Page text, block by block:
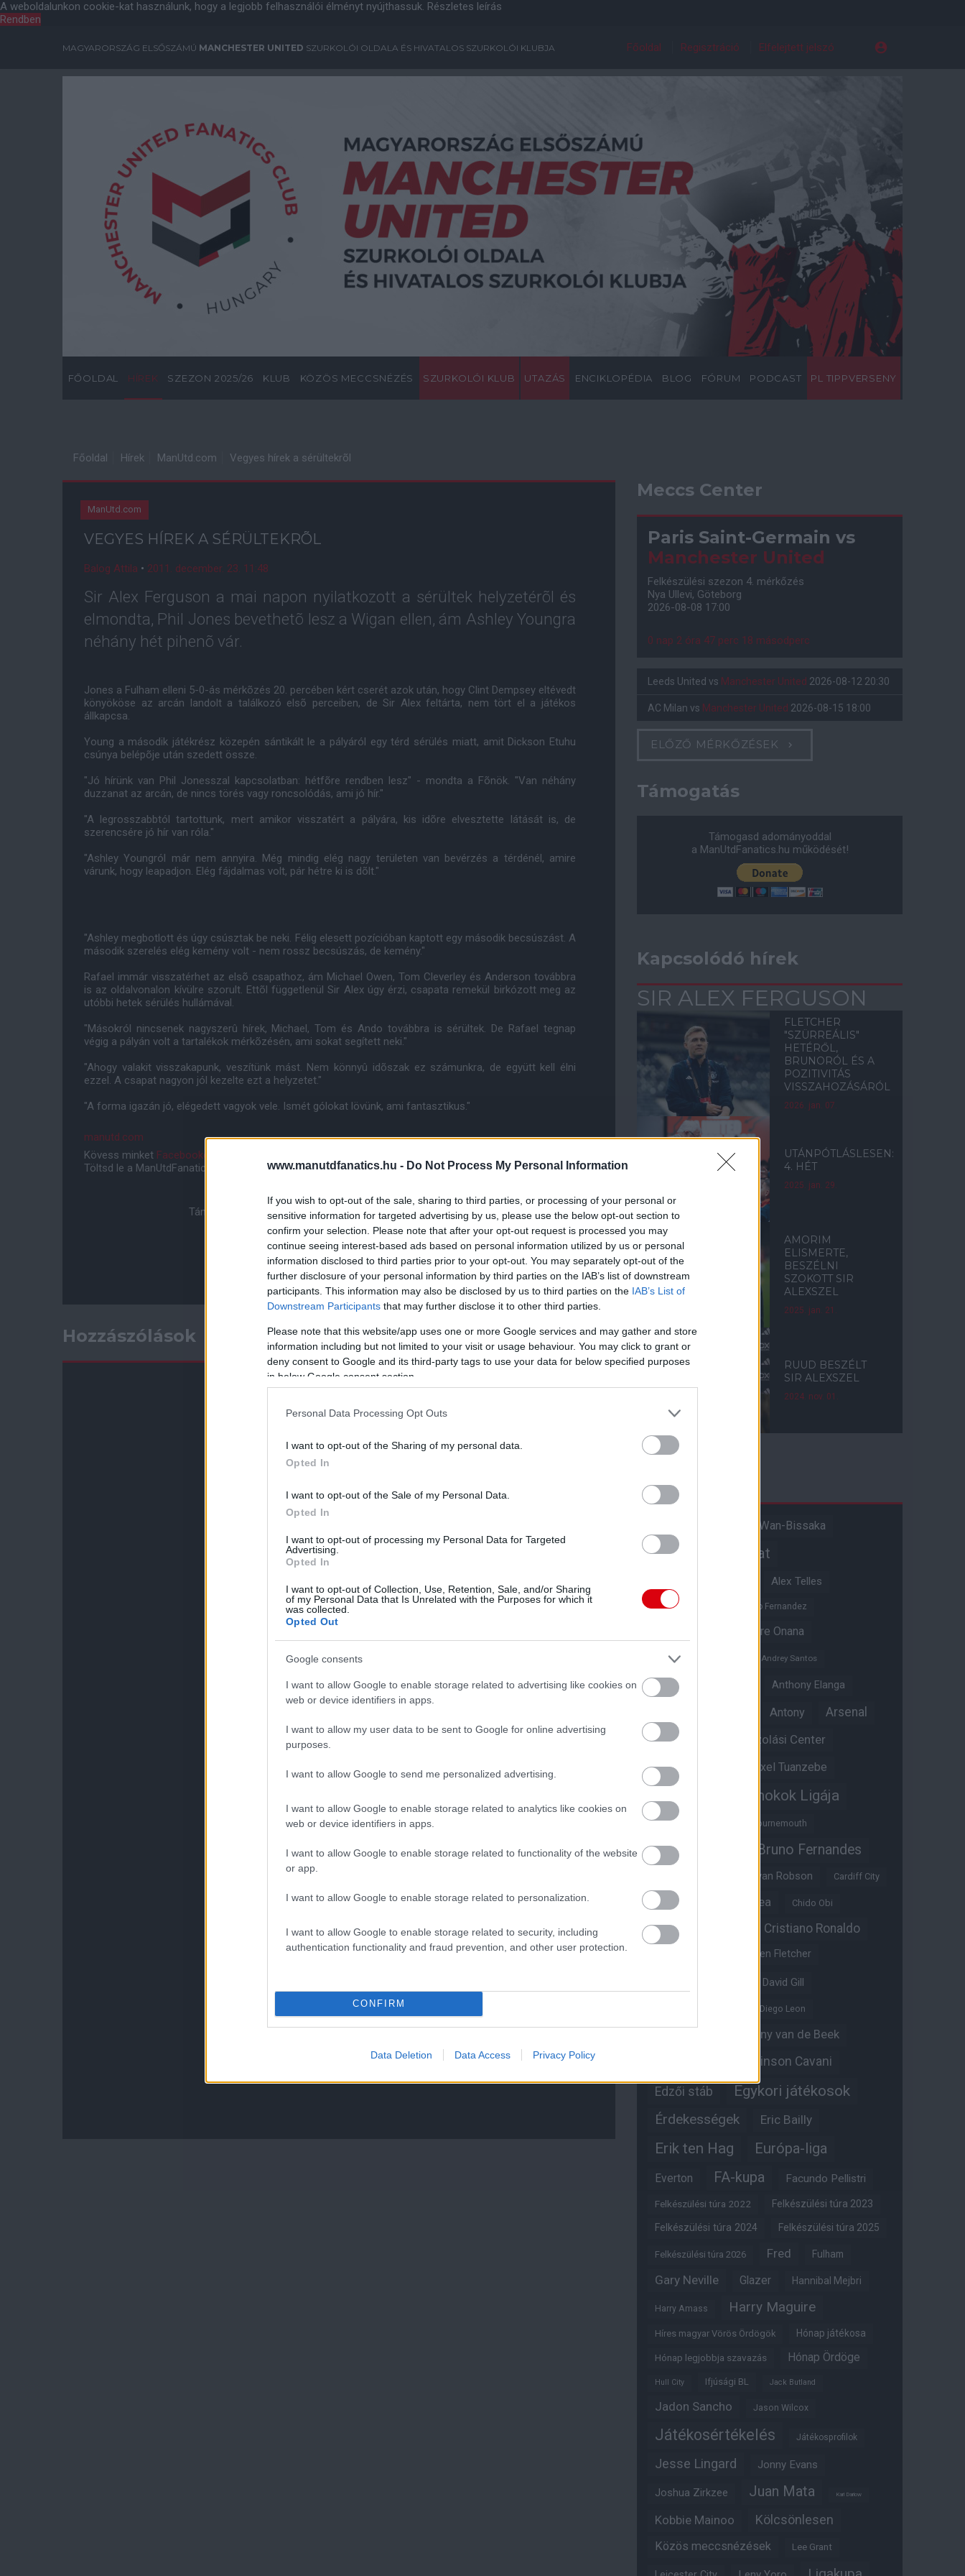
www.manutdfanatics.hu - Do Not Process My Personal Information
If you wish to opt-out of the sale, sharing to third parties, or processing of your personal or
sensitive information for targeted advertising by us, please use the below opt-out section to
confirm your selection. Please note that after your opt-out request is processed you may
continue seeing interest-based ads based on personal information utilized by us or personal
information disclosed to third parties prior to your opt-out. You may separately opt-out of the
further disclosure of your personal information by third parties on the IAB’s list of downstream
participants. This information may also be disclosed by us to third parties on the IAB’s List of
Downstream Participants that may further disclose it to other third parties.
Please note that this website/app uses one or more Google services and may gather and store
information including but not limited to your visit or usage behaviour. You may click to grant or
deny consent to Google and its third-party tags to use your data for below specified purposes
in below Google consent section.
Personal Data Processing Opt Outs
I want to opt-out of the Sharing of my personal data.
Opted In
I want to opt-out of the Sale of my Personal Data.
Opted In
I want to opt-out of processing my Personal Data for Targeted
Advertising.
Opted In
I want to opt-out of Collection, Use, Retention, Sale, and/or Sharing
of my Personal Data that Is Unrelated with the Purposes for which it
was collected.
Opted Out
Google consents
I want to allow Google to enable storage related to advertising like cookies on
web or device identifiers in apps.
I want to allow my user data to be sent to Google for online advertising
purposes.
I want to allow Google to send me personalized advertising.
I want to allow Google to enable storage related to analytics like cookies on
web or device identifiers in apps.
I want to allow Google to enable storage related to functionality of the website
or app.
I want to allow Google to enable storage related to personalization.
I want to allow Google to enable storage related to security, including
authentication functionality and fraud prevention, and other user protection.
CONFIRM
Data Deletion Data Access Privacy Policy
A weboldalunkon cookie-kat használunk, hogy a legjobb felhasználói élményt nyújthassuk. Részletes leírás
Rendben
MAGYARORSZÁG ELSŐSZÁMÚ MANCHESTER UNITED SZURKOLÓI OLDALA ÉS HIVATALOS SZURKOLÓI KLUBJA Főoldal Regisztráció Elfelejtett jelszó
FŐOLDAL HÍREK SZEZON 2025/26 KLUB KÖZÖS MECCSNÉZÉS SZURKOLÓI KLUB UTAZÁS ENCIKLOPÉDIA BLOG FÓRUM PODCAST PL TIPPVERSENY
Főoldal Hírek ManUtd.com Vegyes hírek a sérültekrõl
ManUtd.com
VEGYES HÍREK A SÉRÜLTEKRÕL
Balog Attila • 2011. december. 23. 11:48
Sir Alex Ferguson a mai napon nyilatkozott a sérültek helyzetérõl és
elmondta, Phil Jones bevethetõ lesz a Wigan ellen, ám Ashley Youngra
néhány hét pihenõ vár.
Jones a Fulham elleni 5-0-ás mérkõzés 20. percében kért cserét azok után, hogy Clint Dempsey eltévedt
könyököse az arcán landolt a találkozó elsõ perceiben, de Sir Alex feltárta, nem tört el a játékos
állkapcsa.
Young a második játékrész közepén sántikált le a pályáról egy térd sérülés miatt, amit Dickson Etuhu
csúnya belépõje után szedett össze.
"Jó hírünk van Phil Jonesszal kapcsolatban: hétfõre rendben lesz" - mondta a Fõnök. "Van néhány
duzzanat az arcán, de nincs törés vagy roncsolódás, ami jó hír."
"A legrosszabbtól tartottunk, mert amikor visszatért a pályára, kis idõre elvesztette látását is, de
szerencsére jó hír van róla."
"Ashley Youngról már nem annyira. Még mindig elég nagy területen van bevérzés a térdénél, amire
várunk, hogy leapadjon. Elég fájdalmas volt, pár hétre ki is dõlt."
"Ashley megbotlott és úgy csúsztak be neki. Félig elesett pozícióban kaptott egy második becsúszást. A
második szerelés elég kemény volt - nem rossz becsúszás, de kemény."
Rafael immár visszatérhet az elsõ csapathoz, ám Michael Owen, Tom Cleverley és Anderson továbbra
is az oldalvonalon kívülre szorult. Ettõl függetlenül Sir Alex úgy érzi, csapata remekül birkózott meg az
utóbbi hetek sérülés hullámával.
"Másokról nincsenek nagyszerû hírek, Michael, Tom és Ando továbbra is sérültek. De Rafael tegnap
végig a pályán volt a tartalékok mérkõzésén, ami sokat segített neki."
"Ahogy valakit visszakapunk, veszítünk mást. Nem könnyû idõszak ez számunkra, de együtt kell élni
ezzel. A csapat nagyon jól kezelte ezt a helyzetet."
"A forma igazán jó, elégedett vagyok vele. Ismét gólokat lövünk, ami fantasztikus."
manutd.com
Kövess minket Facebookon
Töltsd le a ManUtdFanatics.hu mobil applikációtAndroidraésiOS-re!
Támogasd adományoddal a ManUtdFanatics.hu működését!
Hozzászólások
Meccs Center
Paris Saint-Germain vs
Manchester United
Felkészülési szezon 4. mérkőzés
Nya Ullevi, Göteborg
2026-08-08 17:00
0 nap 2 óra 47 perc 17 másodperc
Leeds United vs Manchester United 2026-08-12 20:30
AC Milan vs Manchester United 2026-08-15 18:00
ELŐZŐ MÉRKŐZÉSEK
Támogatás
Támogasd adományoddal
a ManUtdFanatics.hu működését!
Kapcsolódó hírek
SIR ALEX FERGUSON
FLETCHER
"SZÜRREÁLIS"
HETÉRŐL,
BRUNORÓL ÉS A
POZITIVITÁS
VISSZAHOZÁSÁRÓL
2026. jan. 07.
UTÁNPÓTLÁSLESEN:
4. HÉT
2025. jan. 29.
AMORIM
ELISMERTE,
BESZÉLNI
SZOKOTT SIR
ALEXSZEL
2025. jan. 21.
RUUD BESZÉLT
SIR ALEXSZEL
2024. nov. 01.
Aaron Wan-Bissaka
Akadémiai csapat
Alex Telles
Altay Bayindir Alvaro Fernandez
Andre Onana
Andreas Pereira
Andrey Santos
Angol válogatott Anthony Elanga
Antony Arsenal
Aston Villa Átigazolási Center
Átigazolások Axel Tuanzebe
Bajnokok Ligája
Benjamin Sesko Bournemouth
Brandon Williams Bruno Fernandes
Bryan Robson Cardiff City
Casemiro Chelsea Chido Obi
Christian Eriksen Cristiano Ronaldo
Darren Fletcher
David Gill
Diego Leon
Donny van de Beek
Edinson Cavani
Edzői stáb Egykori játékosok
Érdekességek Eric Bailly
Erik ten Hag Európa-liga
Everton FA-kupa Facundo Pellistri
Felkészülési túra 2022 Felkészülési túra 2023
Felkészülési túra 2024 Felkészülési túra 2025
Felkészülési túra 2026 Fred Fulham
Gary Neville Glazer Hannibal Mejbri
Harry Amass Harry Maguire
Híres magyar Vörös Ördögök Hónap játékosa
Hónap legjobbja szavazás Hónap Ördöge
Hull City Ifjúsági BL Jack Butland
Jadon Sancho Jason Wilcox
Játékosértékelés Játékosprofilok
Jesse Lingard Jonny Evans
Joshua Zirkzee Juan Mata Karl Darlow
Kobbie Mainoo Kölcsönlesen
Közös meccsnézések Lee Grant